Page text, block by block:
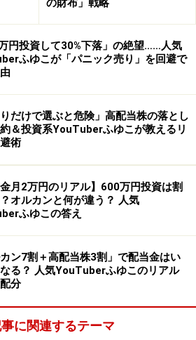
割って求めます。
要のご説明は次のページに続きま
す投資方法 驚異のシステムトレ
のです。最新の内容をご確認くださ
報提供を目的としており、特定の金融
るものではありません。
最終的なご判断はご自身の責任において
の財布」戦略
万円投資して30%下落」の絶望……人気
ふゆこが「パニック売り」を回避で
りだけで選ぶと危険」高配当株の落とし
＆投資系YouTuberふゆこが教えるリ
術
金月2万円のリアル】600万円投資は割
オルカンと何が違う？ 人気
ふゆこの答え
カン7割＋高配当株3割」で配当金はい
なる？ 人気YouTuberふゆこのリアル
分
に関連するテーマ